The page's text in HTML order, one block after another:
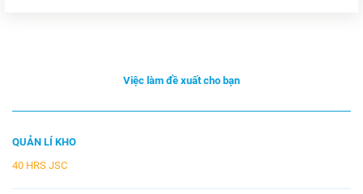
Việc làm đề xuất cho bạn
QUẢN LÍ KHO
40 HRS JSC